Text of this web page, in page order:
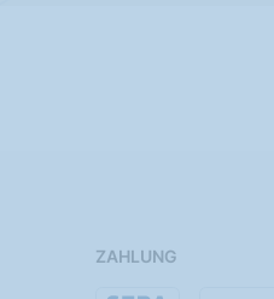
ZAHLUNG